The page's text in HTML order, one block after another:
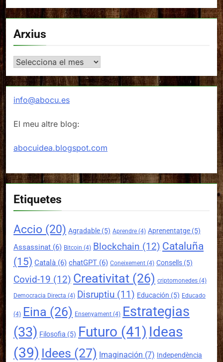
Arxius
Arxius
info@abocu.es
El meu altre blog:
abocuidea.blogspot.com
Etiquetes
Accio (20) Agradable (5) Aprendre (4) Aprenentatge (5)
Assassinat (6) Bitcoin (4) Blockchain (12) Cataluña
(15) Català (6) chatGPT (6) Coneixement (4) Consells (5)
Covid-19 (12) Creativitat (26) criptomonedes (4)
Democracia Directa (4) Disruptiu (11) Educación (5) Educado
(4) Eina (26) Ensenyament (4) Estrategias
(33) Filosofia (5) Futuro (41) Ideas
(39) Idees (27) Imaginación (7) Independència